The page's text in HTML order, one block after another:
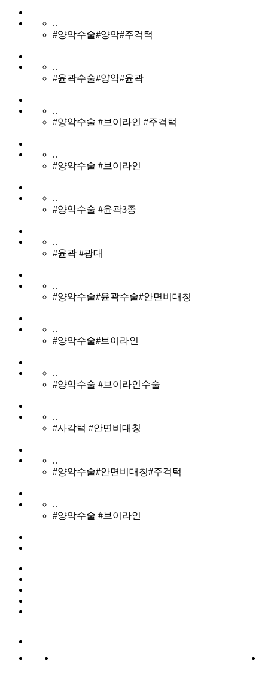
..
#양악수술#양악#주걱턱
..
#윤곽수술#양악#윤곽
..
#양악수술 #브이라인 #주걱턱
..
#양악수술 #브이라인
..
#양악수술 #윤곽3종
..
#윤곽 #광대
..
#양악수술#윤곽수술#안면비대칭
..
#양악수술#브이라인
..
#양악수술 #브이라인수술
..
#사각턱 #안면비대칭
..
#양악수술#안면비대칭#주걱턱
..
#양악수술 #브이라인